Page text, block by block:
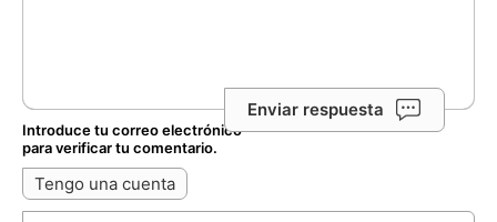
Enviar respuesta
Introduce tu correo electrónico
para verificar tu comentario.
Tengo una cuenta